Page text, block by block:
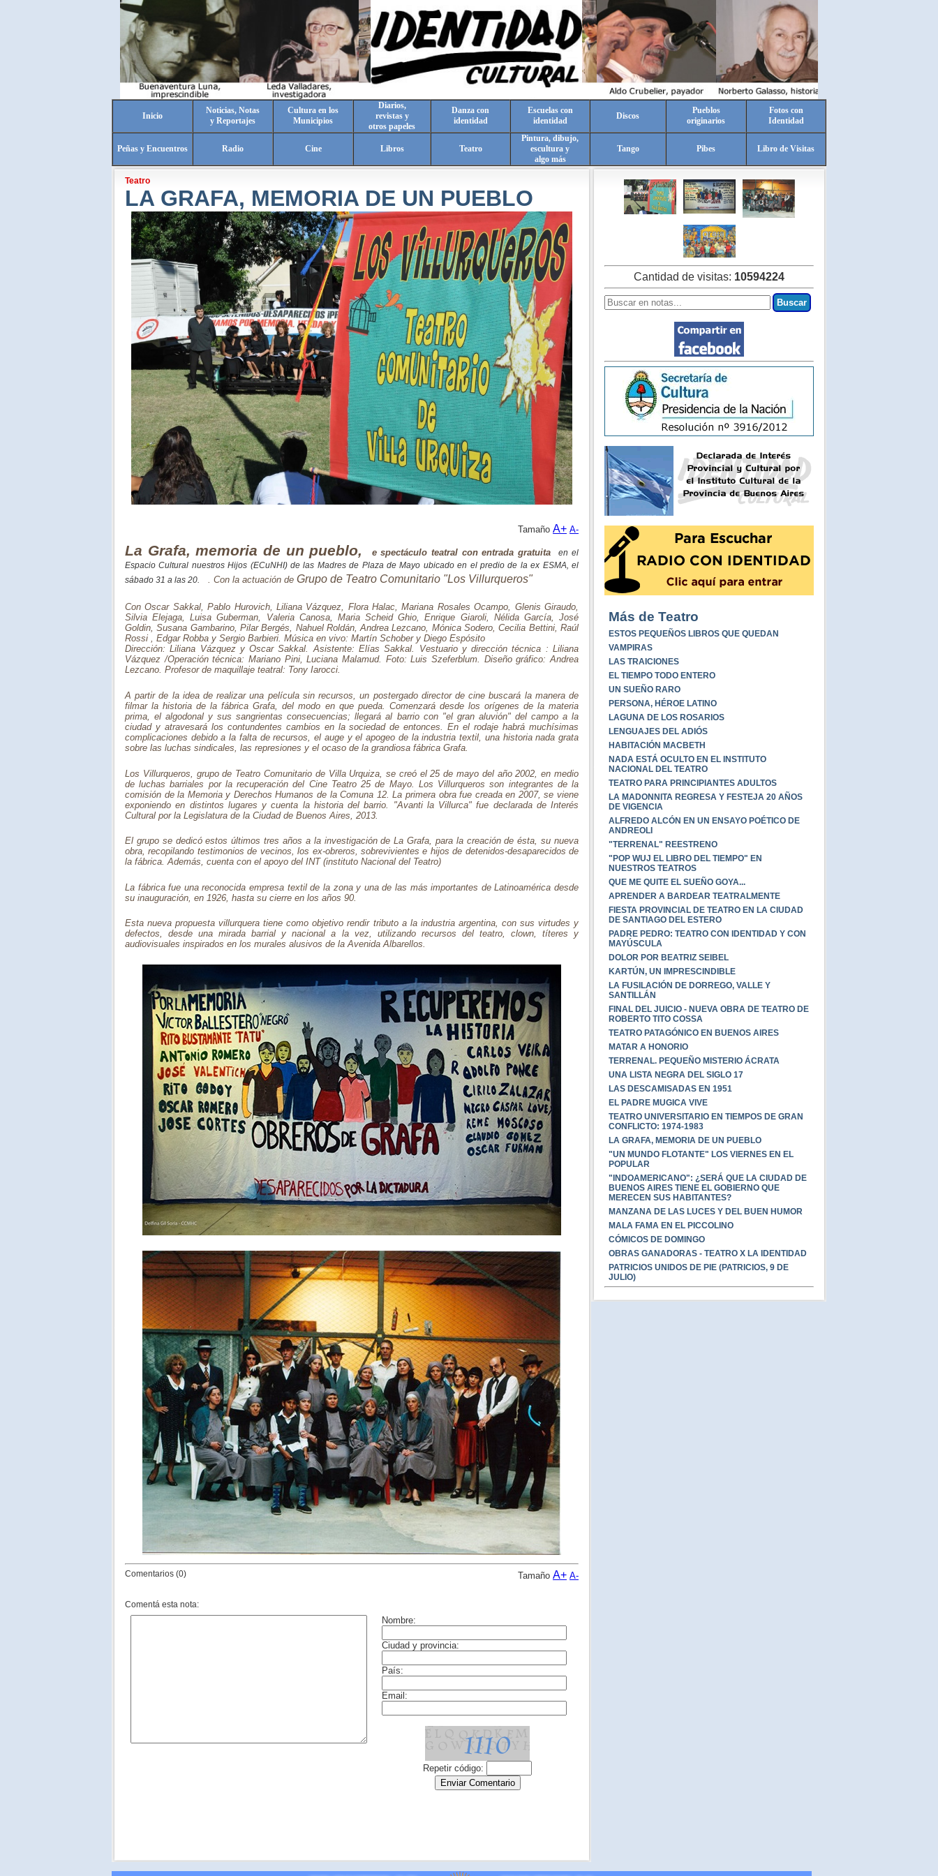
Inicio
Noticias, Notas
y Reportajes
Cultura en los
Municipios
Diarios,
revistas y
otros papeles
Danza con
identidad
Escuelas con
identidad
Discos
Pueblos
originarios
Fotos con
Identidad
Peñas y Encuentros Radio Cine Libros Teatro
Pintura, dibujo,
escultura y
algo más
Tango Pibes Libro de Visitas
Teatro
LA GRAFA, MEMORIA DE UN PUEBLO
Tamaño A+ A-
La Grafa, memoria de un pueblo, e spectáculo teatral con entrada gratuita
en el
Espacio Cultural nuestros Hijos (ECuNHI) de las Madres de Plaza de Mayo ubicado en el predio de la ex ESMA, el
sábado 31 a las 20.
. Con la actuación de Grupo de Teatro Comunitario "Los Villurqueros"
Con Oscar Sakkal, Pablo Hurovich, Liliana Vázquez, Flora Halac, Mariana Rosales Ocampo, Glenis Giraudo,
Silvia Elejaga, Luisa Guberman, Valeria Canosa, Maria Scheid Ghio, Enrique Giaroli, Nélida García, José
Goldin, Susana Gambarino, Pilar Bergés, Nahuel Roldán, Andrea Lezcano, Mónica Sodero, Cecilia Bettini, Raúl
Rossi , Edgar Robba y Sergio Barbieri. Música en vivo: Martín Schober y Diego Espósito
Dirección: Liliana Vázquez y Oscar Sakkal. Asistente: Elías Sakkal. Vestuario y dirección técnica : Liliana
Vázquez /Operación técnica: Mariano Pini, Luciana Malamud. Foto: Luis Szeferblum. Diseño gráfico: Andrea
Lezcano. Profesor de maquillaje teatral: Tony Iarocci.
A partir de la idea de realizar una película sin recursos, un postergado director de cine buscará la manera de
filmar la historia de la fábrica Grafa, del modo en que pueda. Comenzará desde los orígenes de la materia
prima, el algodonal y sus sangrientas consecuencias; llegará al barrio con "el gran aluvión" del campo a la
ciudad y atravesará los contundentes cambios en la sociedad de entonces. En el rodaje habrá muchísimas
complicaciones debido a la falta de recursos, el auge y el apogeo de la industria textil, una historia nada grata
sobre las luchas sindicales, las represiones y el ocaso de la grandiosa fábrica Grafa.
Los Villurqueros, grupo de Teatro Comunitario de Villa Urquiza, se creó el 25 de mayo del año 2002, en medio
de luchas barriales por la recuperación del Cine Teatro 25 de Mayo. Los Villurqueros son integrantes de la
comisión de la Memoria y Derechos Humanos de la Comuna 12. La primera obra fue creada en 2007, se viene
exponiendo en distintos lugares y cuenta la historia del barrio. "Avanti la Villurca" fue declarada de Interés
Cultural por la Legislatura de la Ciudad de Buenos Aires, 2013.
El grupo se dedicó estos últimos tres años a la investigación de La Grafa, para la creación de ésta, su nueva
obra, recopilando testimonios de vecinos, los ex-obreros, sobrevivientes e hijos de detenidos-desaparecidos de
la fábrica. Además, cuenta con el apoyo del INT (instituto Nacional del Teatro)
La fábrica fue una reconocida empresa textil de la zona y una de las más importantes de Latinoamérica desde
su inauguración, en 1926, hasta su cierre en los años 90.
Esta nueva propuesta villurquera tiene como objetivo rendir tributo a la industria argentina, con sus virtudes y
defectos, desde una mirada barrial y nacional a la vez, utilizando recursos del teatro, clown, títeres y
audiovisuales inspirados en los murales alusivos de la Avenida Albarellos.
Comentarios (0) Tamaño A+ A-
Comentá esta nota:
Cantidad de visitas: 10594224
Más de Teatro
ESTOS PEQUEÑOS LIBROS QUE QUEDAN
VAMPIRAS
LAS TRAICIONES
EL TIEMPO TODO ENTERO
UN SUEÑO RARO
PERSONA, HÉROE LATINO
LAGUNA DE LOS ROSARIOS
LENGUAJES DEL ADIÓS
HABITACIÓN MACBETH
NADA ESTÁ OCULTO EN EL INSTITUTO
NACIONAL DEL TEATRO
TEATRO PARA PRINCIPIANTES ADULTOS
LA MADONNITA REGRESA Y FESTEJA 20 AÑOS
DE VIGENCIA
ALFREDO ALCÓN EN UN ENSAYO POÉTICO DE
ANDREOLI
"TERRENAL" REESTRENO
"POP WUJ EL LIBRO DEL TIEMPO" EN
NUESTROS TEATROS
QUE ME QUITE EL SUEÑO GOYA...
APRENDER A BARDEAR TEATRALMENTE
FIESTA PROVINCIAL DE TEATRO EN LA CIUDAD
DE SANTIAGO DEL ESTERO
PADRE PEDRO: TEATRO CON IDENTIDAD Y CON
MAYÚSCULA
DOLOR POR BEATRIZ SEIBEL
KARTÚN, UN IMPRESCINDIBLE
LA FUSILACIÓN DE DORREGO, VALLE Y
SANTILLÁN
FINAL DEL JUICIO - NUEVA OBRA DE TEATRO DE
ROBERTO TITO COSSA
TEATRO PATAGÓNICO EN BUENOS AIRES
MATAR A HONORIO
TERRENAL. PEQUEÑO MISTERIO ÁCRATA
UNA LISTA NEGRA DEL SIGLO 17
LAS DESCAMISADAS EN 1951
EL PADRE MUGICA VIVE
TEATRO UNIVERSITARIO EN TIEMPOS DE GRAN
CONFLICTO: 1974-1983
LA GRAFA, MEMORIA DE UN PUEBLO
"UN MUNDO FLOTANTE" LOS VIERNES EN EL
POPULAR
"INDOAMERICANO": ¿SERÁ QUE LA CIUDAD DE
BUENOS AIRES TIENE EL GOBIERNO QUE
MERECEN SUS HABITANTES?
MANZANA DE LAS LUCES Y DEL BUEN HUMOR
MALA FAMA EN EL PICCOLINO
CÓMICOS DE DOMINGO
OBRAS GANADORAS - TEATRO X LA IDENTIDAD
PATRICIOS UNIDOS DE PIE (PATRICIOS, 9 DE
JULIO)